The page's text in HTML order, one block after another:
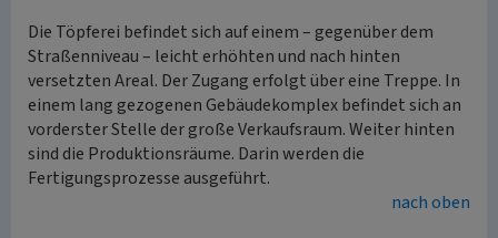
Die Töpferei befindet sich auf einem – gegenüber dem
Straßenniveau – leicht erhöhten und nach hinten
versetzten Areal. Der Zugang erfolgt über eine Treppe. In
einem lang gezogenen Gebäudekomplex befindet sich an
vorderster Stelle der große Verkaufsraum. Weiter hinten
sind die Produktionsräume. Darin werden die
Fertigungsprozesse ausgeführt.
nach oben